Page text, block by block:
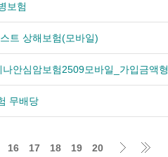
보험
트 상해보험(모바일)
안심암보험2509모바일_가입금액형
무배당
16 17 18 19 20